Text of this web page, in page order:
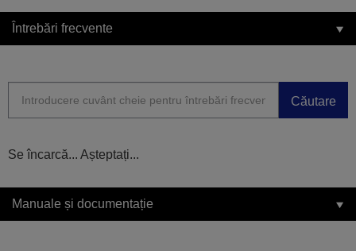
Întrebări frecvente
Căutare
Se încarcă... Așteptați...
Manuale și documentație